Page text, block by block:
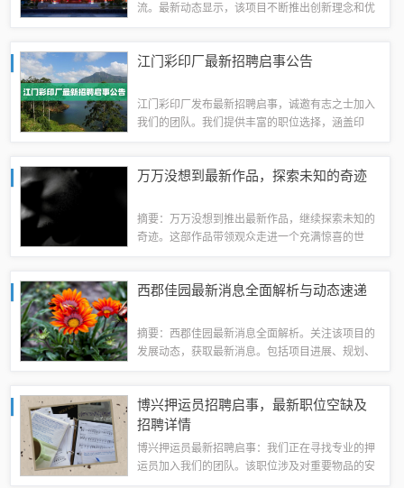
流。最新动态显示，该项目不断推出创新理念和优
发展潜力巨大，将成为贵阳市的新名片。贵阳...
江门彩印厂最新招聘启事公告
江门彩印厂发布最新招聘启事，诚邀有志之士加入
我们的团队。我们提供丰富的职位选择，涵盖印
待遇和完善的福利待遇。欢迎对印刷行业有热情...
万万没想到最新作品，探索未知的奇迹
摘要：万万没想到推出最新作品，继续探索未知的
奇迹。这部作品带领观众走进一个充满惊喜的世
与无限可能。无论是喜剧的幽默还是剧情的扣人...
西郡佳园最新消息全面解析与动态速递
摘要：西郡佳园最新消息全面解析。关注该项目的
发展动态，获取最新消息。包括项目进展、规划、
市中的一颗璀璨明珠，持续受到广泛关注，本...
博兴押运员招聘启事，最新职位空缺及
招聘详情
博兴押运员最新招聘启事：我们正在寻找专业的押
运员加入我们的团队。该职位涉及对重要物品的安